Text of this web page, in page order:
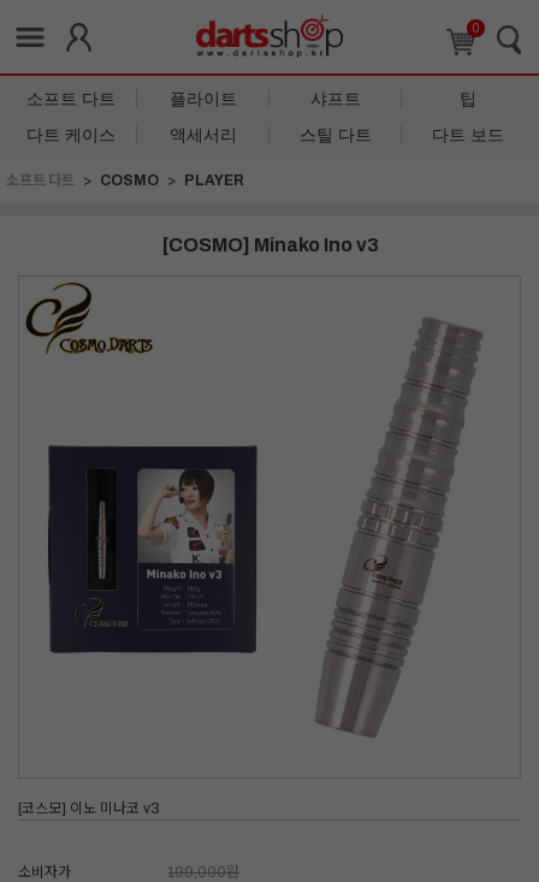
0
소프트 다트 플라이트 샤프트
팁
다트 케이스
액세서리 스틸 다트 다트 보드
소프트 다트 COSMO PLAYER
[COSMO] Minako Ino v3
[코스모] 이노 미나코 v3
소비자가 199,000원